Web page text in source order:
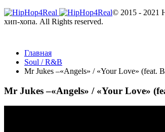
Главная
Soul / R&B
Mr Jukes –«Angels» / «Your Love» (feat.
Mr Jukes –«Angels» / «Your Love»
© 2015 - 2021
хип-хопа. All Rights reserved.